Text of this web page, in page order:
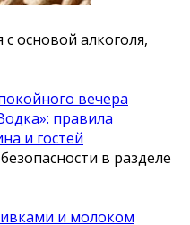
основой алкоголя,
правила
и гостей
в разделе